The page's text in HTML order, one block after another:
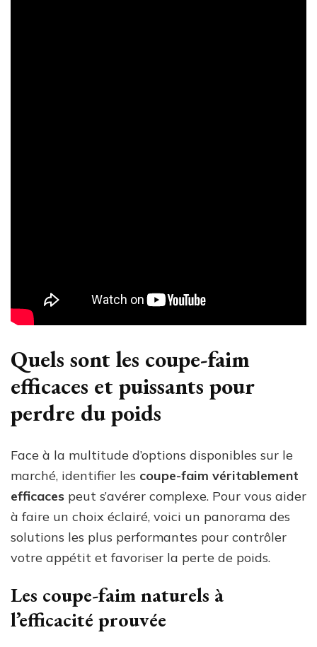
Quels sont les coupe-faim
efficaces et puissants pour
perdre du poids
Face à la multitude d’options disponibles sur le
marché, identifier les coupe-faim véritablement
efficaces peut s’avérer complexe. Pour vous aider
à faire un choix éclairé, voici un panorama des
solutions les plus performantes pour contrôler
votre appétit et favoriser la perte de poids.
Les coupe-faim naturels à
l’efficacité prouvée